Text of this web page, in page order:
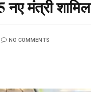
मंत्री शामिल
NO COMMENTS